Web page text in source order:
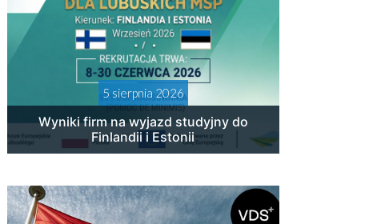
5 sierpnia 2026
Wyniki firm na wyjazd studyjny do
Finlandii i Estonii